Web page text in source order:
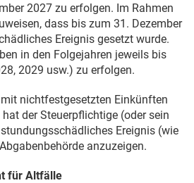
2027 zu erfolgen. Im Rahmen
dass bis zum 31. Dezember
Ereignis gesetzt wurde.
in den Folgejahren jeweils bis
2029 usw.) zu erfolgen.
nichtfestgesetzten Einkünften
der Steuerpflichtige (oder sein
Ereignis (wie
anzuzeigen.
für Altfälle